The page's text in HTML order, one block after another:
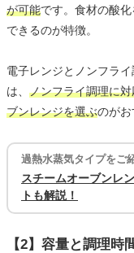
が可能です。食材の酸
できるのが特徴。
電子レンジとノンフラ
は、 ノンフライ調理に
ブンレンジを選ぶのがお
過熱水蒸気タイプをご
スチームオーブンレ
トも解説！
【2】容量と調理時